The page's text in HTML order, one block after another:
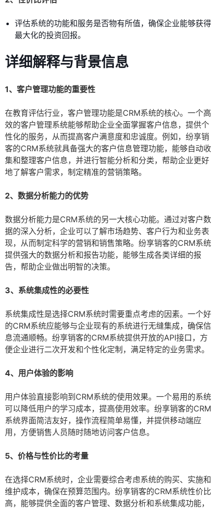
评估系统的功能和服务是否物有所值，确保企业能够获得
最大化的投资回报。
详细解释与背景信息
1、客户管理功能的重要性
在教育评估行业，客户管理功能是CRM系统的核心。一个高
效的客户管理系统能够帮助企业全面掌握客户信息，提供个
性化的服务，从而提高客户满意度和忠诚度。例如，纷享销
客的CRM系统就具备强大的客户信息管理功能，能够自动收
集和整理客户信息，并进行智能分析和分类，帮助企业更好
地了解客户需求，制定精准的营销策略。
2、数据分析能力的优势
数据分析能力是CRM系统的另一大核心功能。通过对客户数
据的深入分析，企业可以了解市场趋势、客户行为和业务表
现，从而制定科学的营销和销售策略。纷享销客的CRM系统
提供强大的数据分析和报告功能，能够生成各类详细的报
告，帮助企业做出明智的决策。
3、系统集成性的必要性
系统集成性是选择CRM系统时需要重点考虑的因素。一个好
的CRM系统应能够与企业现有的系统进行无缝集成，确保信
息流通顺畅。纷享销客的CRM系统提供开放的API接口，方
便企业进行二次开发和个性化定制，满足特定的业务需求。
4、用户体验的影响
用户体验直接影响到CRM系统的使用效果。一个易用的系统
可以降低用户的学习成本，提高使用效率。纷享销客的CRM
系统界面简洁友好，操作流程简单易懂，并提供移动端应
用，方便销售人员随时随地访问客户信息。
5、价格与性价比的考量
在选择CRM系统时，企业需要综合考虑系统的购买、实施和
维护成本，确保在预算范围内。纷享销客的CRM系统性价比
高，能够提供全面的客户管理、数据分析和系统集成功能，